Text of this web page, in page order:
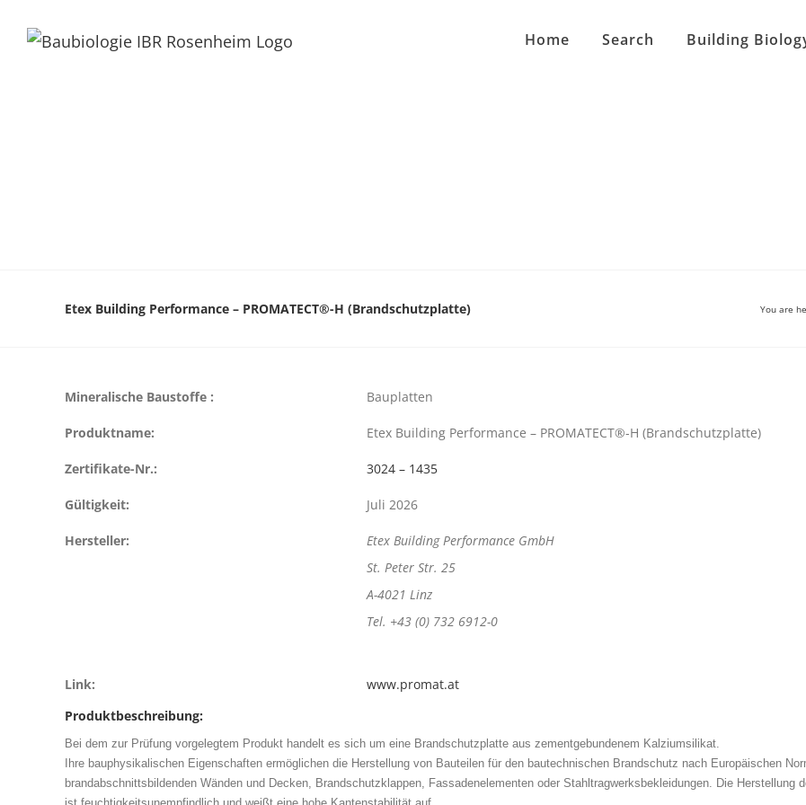
Home Search Building
Etex Building Performance – PROMATECT®-H (Brandschutzplatte) You are
Mineralische Baustoffe : Bauplatten
Produktname: Etex Building Performance – PROMATECT®-H (Brandschutzplatte)
Zertifikate-Nr.: 3024 – 1435
Gültigkeit: Juli 2026
Hersteller:
Etex Building Performance GmbH
St. Peter Str. 25
A-4021 Linz
Tel. +43 (0) 732 6912-0
Link:
www.promat.at
Produktbeschreibung:
Bei dem zur Prüfung vorgelegtem Produkt handelt es sich um eine Brandschutzplatte aus zementgebundenem Kalziumsilikat.
Ihre bauphysikalischen Eigenschaften ermöglichen die Herstellung von Bauteilen für den bautechnischen Brandschutz nach Europäischen
brandabschnittsbildenden Wänden und Decken, Brandschutzklappen, Fassadenelementen oder Stahltragwerksbekleidungen. Die